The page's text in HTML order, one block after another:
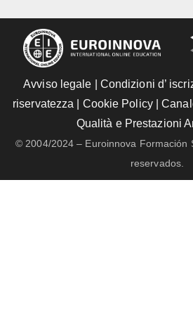
Avviso legale Condizioni d’
riservatezza
Cookie Policy|
Qualità e Prestazioni
© 2004/2024 – Euroinnova Formación
reservados.